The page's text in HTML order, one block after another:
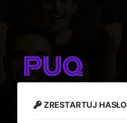
ZRESTARTUJ HASŁO